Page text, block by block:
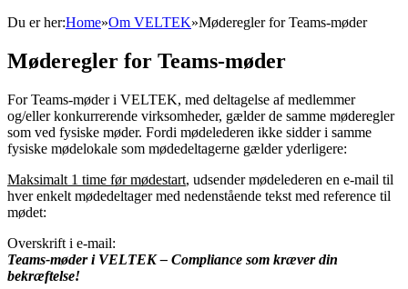
Du er her:Home»Om VELTEK»Møderegler for Teams-møder
Møderegler for Teams-møder
For Teams-møder i VELTEK, med deltagelse af medlemmer
og/eller konkurrerende virksomheder, gælder de samme møderegler
som ved fysiske møder. Fordi mødelederen ikke sidder i samme
fysiske mødelokale som mødedeltagerne gælder yderligere:
Maksimalt 1 time før mødestart, udsender mødelederen en e-mail til
hver enkelt mødedeltager med nedenstående tekst med reference til
mødet:
Overskrift i e-mail:
Teams-møder i VELTEK – Compliance som kræver din
bekræftelse!